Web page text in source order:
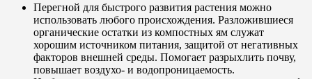
Перегной для быстрого развития растения можно
использовать любого происхождения. Разложившиеся
органические остатки из компостных ям служат
хорошим источником питания, защитой от негативных
факторов внешней среды. Помогает разрыхлить почву,
повышает воздухо- и водопроницаемость.